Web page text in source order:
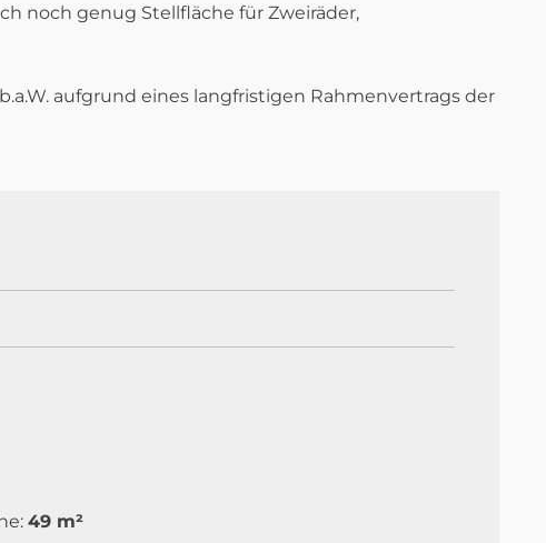
noch genug Stellfläche für Zweiräder,
aufgrund eines langfristigen Rahmenvertrags der
49 m²